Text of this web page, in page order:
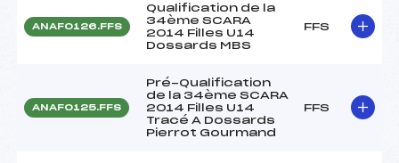
ANAF0126.FFS
Qualification de la
34ème SCARA
2014 Filles U14
Dossards MBS
FFS
ANAF0125.FFS
Pré-Qualification
de la 34ème SCARA
2014 Filles U14
Tracé A Dossards
Pierrot Gourmand
FFS